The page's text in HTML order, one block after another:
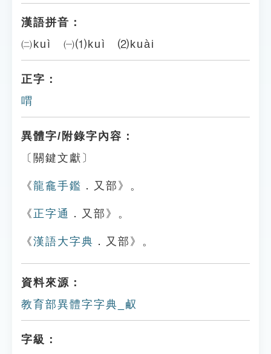
漢語拼音：
㈡kuì ㈠⑴kuì ⑵kuài
正字：
喟
異體字/附錄字內容：
〔關鍵文獻〕
《龍龕手鑑 ．又部》。
《 正字通 ．又部》。
《漢語大字典 ．又部》。
資料來源：
教育部異體字字典_㕟
字級：